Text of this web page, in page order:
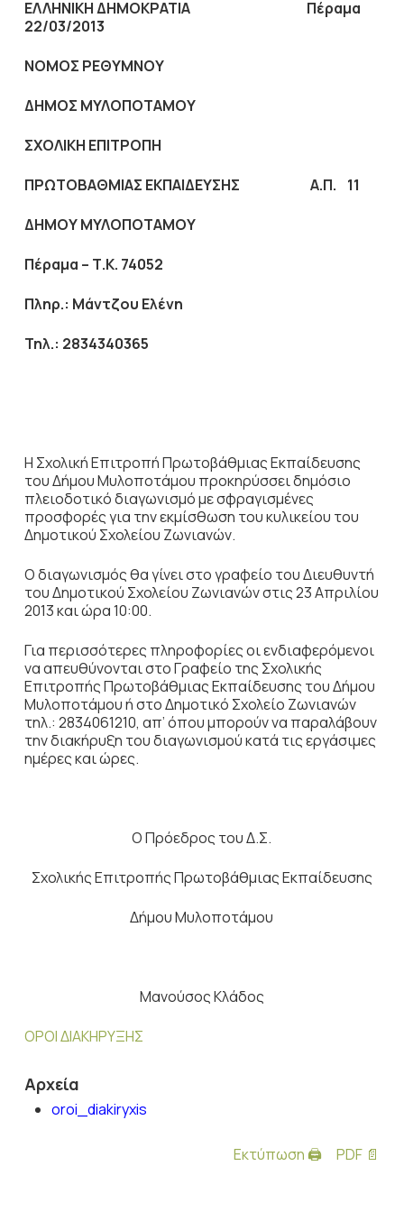
ΕΛΛΗΝΙΚΗ ΔΗΜΟΚΡΑΤΙΑ Πέραμα
22/03/2013
ΝΟΜΟΣ ΡΕΘΥΜΝΟΥ
ΔΗΜΟΣ ΜΥΛΟΠΟΤΑΜΟΥ
ΣΧΟΛΙΚΗ ΕΠΙΤΡΟΠΗ
ΠΡΩΤΟΒΑΘΜΙΑΣ ΕΚΠΑΙΔΕΥΣΗΣ Α.Π. 11
ΔΗΜΟΥ ΜΥΛΟΠΟΤΑΜΟΥ
Πέραμα – Τ.Κ. 74052
Πληρ.: Μάντζου Ελένη
Τηλ.: 2834340365
Η Σχολική Επιτροπή Πρωτοβάθμιας Εκπαίδευσης
του Δήμου Μυλοποτάμου προκηρύσσει δημόσιο
πλειοδοτικό διαγωνισμό με σφραγισμένες
προσφορές για την εκμίσθωση του κυλικείου του
Δημοτικού Σχολείου Ζωνιανών.
Ο διαγωνισμός θα γίνει στο γραφείο του Διευθυντή
του Δημοτικού Σχολείου Ζωνιανών στις 23 Απριλίου
2013 και ώρα 10:00.
Για περισσότερες πληροφορίες οι ενδιαφερόμενοι
να απευθύνονται στο Γραφείο της Σχολικής
Επιτροπής Πρωτοβάθμιας Εκπαίδευσης του Δήμου
Μυλοποτάμου ή στο Δημοτικό Σχολείο Ζωνιανών
τηλ.: 2834061210, απ’ όπου μπορούν να παραλάβουν
την διακήρυξη του διαγωνισμού κατά τις εργάσιμες
ημέρες και ώρες.
Ο Πρόεδρος του Δ.Σ.
Σχολικής Επιτροπής Πρωτοβάθμιας Εκπαίδευσης
Δήμου Μυλοποτάμου
Μανούσος Κλάδος
ΟΡΟΙ ΔΙΑΚΗΡΥΞΗΣ
Αρχεία
oroi_diakiryxis
Εκτύπωση 🖨 PDF 📄